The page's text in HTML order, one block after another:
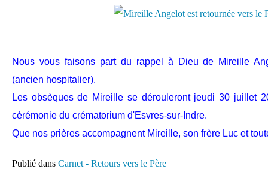
Nous vous faisons part du rappel à Dieu de Mireille
(ancien hospitalier).
Les obsèques de Mireille se dérouleront jeudi 30 juillet
cérémonie du crématorium d'Esvres-sur-Indre.
Que nos prières accompagnent Mireille, son frère Luc et
Publié dans Carnet - Retours vers le Père